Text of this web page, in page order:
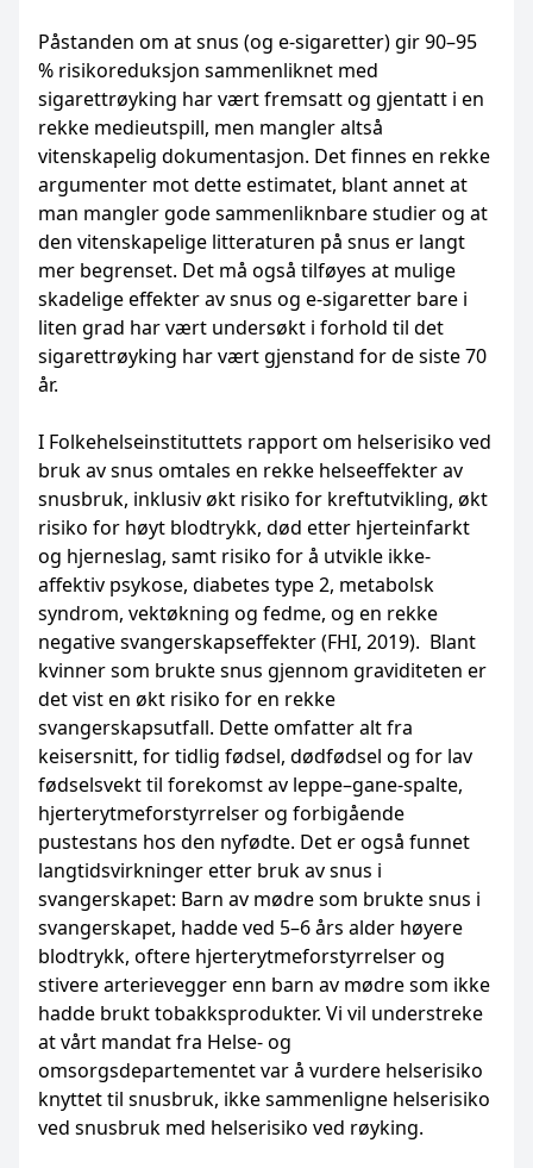
Påstanden om at snus (og e-sigaretter) gir 90–95
% risikoreduksjon sammenliknet med
sigarettrøyking har vært fremsatt og gjentatt i en
rekke medieutspill, men mangler altså
vitenskapelig dokumentasjon. Det finnes en rekke
argumenter mot dette estimatet, blant annet at
man mangler gode sammenliknbare studier og at
den vitenskapelige litteraturen på snus er langt
mer begrenset. Det må også tilføyes at mulige
skadelige effekter av snus og e-sigaretter bare i
liten grad har vært undersøkt i forhold til det
sigarettrøyking har vært gjenstand for de siste 70
år.
I Folkehelseinstituttets rapport om helserisiko ved
bruk av snus omtales en rekke helseeffekter av
snusbruk, inklusiv økt risiko for kreftutvikling, økt
risiko for høyt blodtrykk, død etter hjerteinfarkt
og hjerneslag, samt risiko for å utvikle ikke-
affektiv psykose, diabetes type 2, metabolsk
syndrom, vektøkning og fedme, og en rekke
negative svangerskapseffekter (FHI, 2019). Blant
kvinner som brukte snus gjennom graviditeten er
det vist en økt risiko for en rekke
svangerskapsutfall. Dette omfatter alt fra
keisersnitt, for tidlig fødsel, dødfødsel og for lav
fødselsvekt til forekomst av leppe–gane-spalte,
hjerterytmeforstyrrelser og forbigående
pustestans hos den nyfødte. Det er også funnet
langtidsvirkninger etter bruk av snus i
svangerskapet: Barn av mødre som brukte snus i
svangerskapet, hadde ved 5–6 års alder høyere
blodtrykk, oftere hjerterytmeforstyrrelser og
stivere arterievegger enn barn av mødre som ikke
hadde brukt tobakksprodukter. Vi vil understreke
at vårt mandat fra Helse- og
omsorgsdepartementet var å vurdere helserisiko
knyttet til snusbruk, ikke sammenligne helserisiko
ved snusbruk med helserisiko ved røyking.